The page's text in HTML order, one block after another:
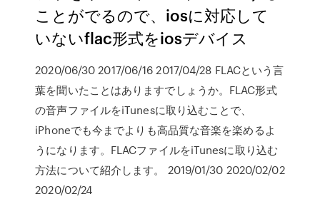
ことがでるので、iosに対応して
いないflac形式をiosデバイス
2020/06/30 2017/06/16 2017/04/28 FLACという言
葉を聞いたことはありますでしょうか。FLAC形式
の音声ファイルをiTunesに取り込むことで、
iPhoneでも今までよりも高品質な音楽を楽めるよ
うになります。FLACファイルをiTunesに取り込む
方法について紹介します。 2019/01/30 2020/02/02
2020/02/24